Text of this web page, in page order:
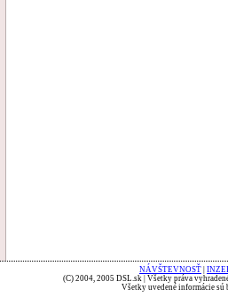
NÁVŠTEVNOSŤ
(C) 2004, 2005 DSL.sk | Všetky práva
Všetky uvedené informácie sú